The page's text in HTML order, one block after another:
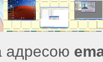
адресою